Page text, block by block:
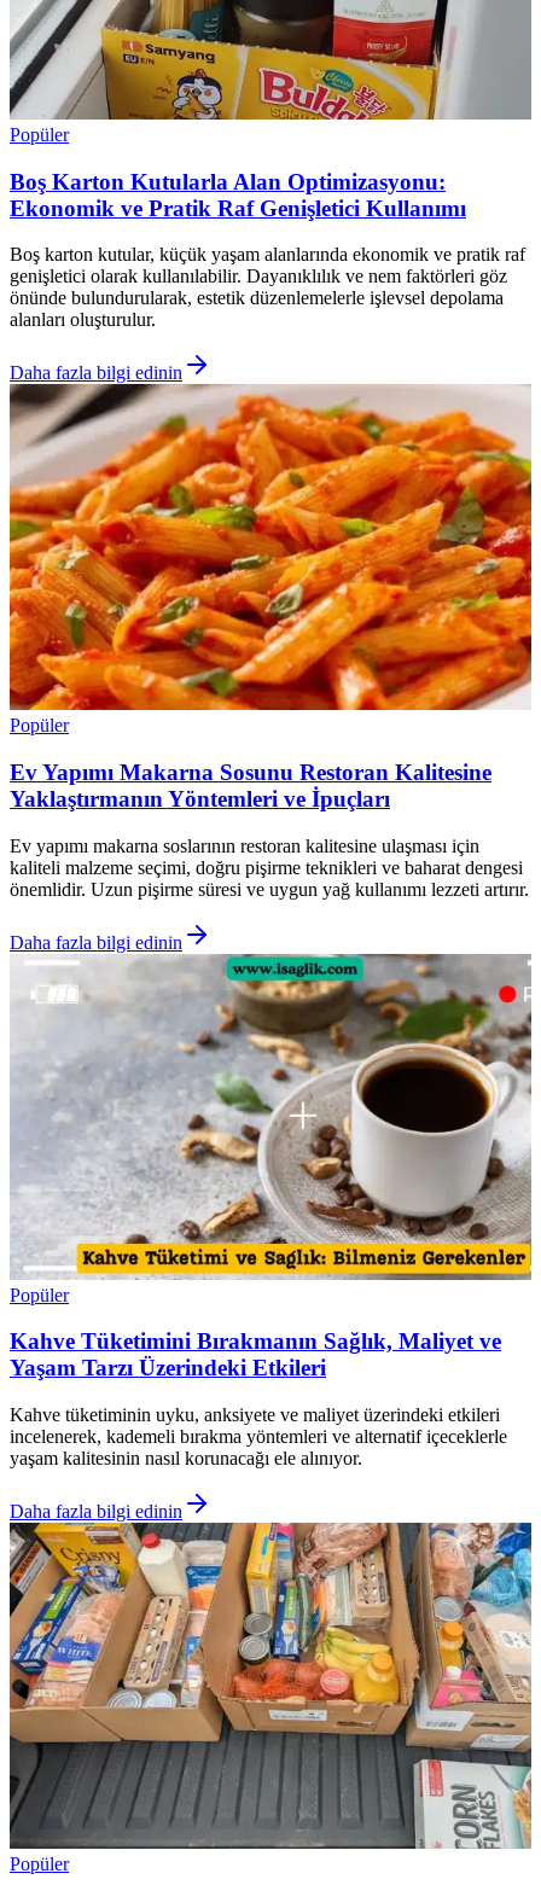
Popüler
Boş Karton Kutularla Alan Optimizasyonu:
Ekonomik ve Pratik Raf Genişletici Kullanımı
Boş karton kutular, küçük yaşam alanlarında ekonomik ve pratik raf
genişletici olarak kullanılabilir. Dayanıklılık ve nem faktörleri göz
önünde bulundurularak, estetik düzenlemelerle işlevsel depolama
alanları oluşturulur.
Daha fazla bilgi edinin
Popüler
Ev Yapımı Makarna Sosunu Restoran Kalitesine
Yaklaştırmanın Yöntemleri ve İpuçları
Ev yapımı makarna soslarının restoran kalitesine ulaşması için
kaliteli malzeme seçimi, doğru pişirme teknikleri ve baharat dengesi
önemlidir. Uzun pişirme süresi ve uygun yağ kullanımı lezzeti artırır.
Daha fazla bilgi edinin
Popüler
Kahve Tüketimini Bırakmanın Sağlık, Maliyet ve
Yaşam Tarzı Üzerindeki Etkileri
Kahve tüketiminin uyku, anksiyete ve maliyet üzerindeki etkileri
incelenerek, kademeli bırakma yöntemleri ve alternatif içeceklerle
yaşam kalitesinin nasıl korunacağı ele alınıyor.
Daha fazla bilgi edinin
Popüler